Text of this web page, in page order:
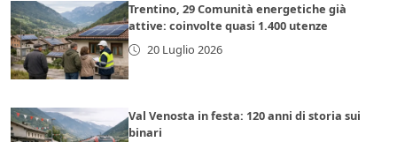
Trentino, 29 Comunità energetiche già
attive: coinvolte quasi 1.400 utenze
20 Luglio 2026
Val Venosta in festa: 120 anni di storia sui
binari